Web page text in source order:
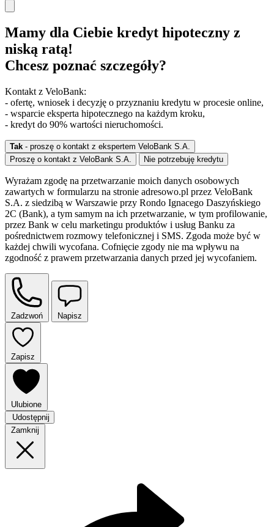
Mamy dla Ciebie kredyt hipoteczny z
niską ratą!
Chcesz poznać szczegóły?
Kontakt z VeloBank:
- ofertę, wniosek i decyzję o przyznaniu kredytu w procesie online,
- wsparcie eksperta hipotecznego na każdym kroku,
- kredyt do 90% wartości nieruchomości.
Tak - proszę o kontakt z ekspertem VeloBank S.A.
Proszę o kontakt z VeloBank S.A.
Nie potrzebuję kredytu
Wyrażam zgodę na przetwarzanie moich danych osobowych
zawartych w formularzu na stronie adresowo.pl przez VeloBank
S.A. z siedzibą w Warszawie przy Rondo Ignacego Daszyńskiego
2C (Bank), a tym samym na ich przetwarzanie, w tym profilowanie,
przez Bank w celu marketingu produktów i usług Banku za
pośrednictwem rozmowy telefonicznej i SMS. Zgoda może być w
każdej chwili wycofana. Cofnięcie zgody nie ma wpływu na
zgodność z prawem przetwarzania danych przed jej wycofaniem.
Zadzwoń Napisz
Zapisz
Ulubione
Udostępnij
Zamknij